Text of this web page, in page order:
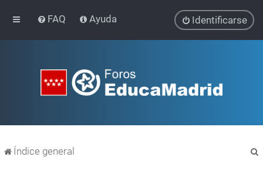
FAQ Ayuda Identificarse
Índice general